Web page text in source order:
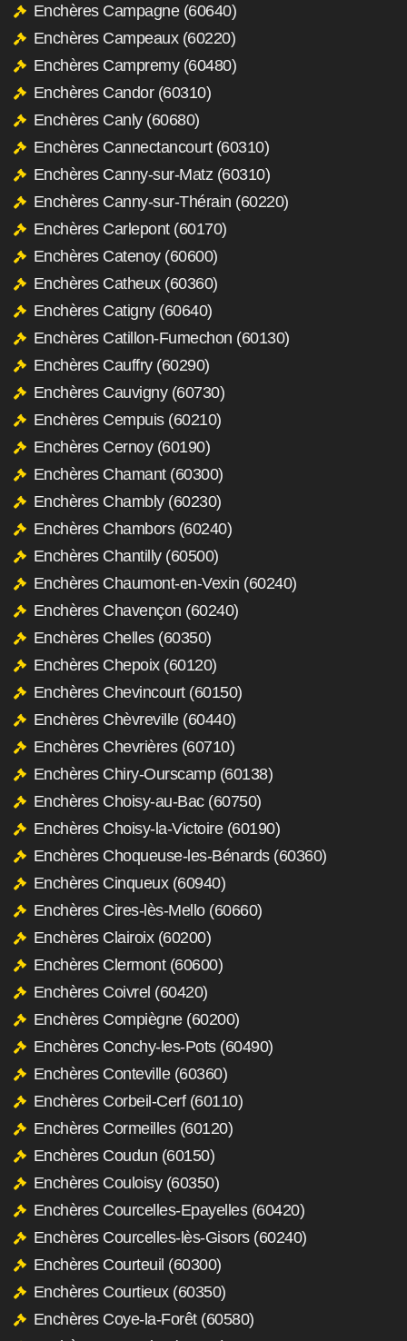
Enchères Campagne (60640)
Enchères Campeaux (60220)
Enchères Campremy (60480)
Enchères Candor (60310)
Enchères Canly (60680)
Enchères Cannectancourt (60310)
Enchères Canny-sur-Matz (60310)
Enchères Canny-sur-Thérain (60220)
Enchères Carlepont (60170)
Enchères Catenoy (60600)
Enchères Catheux (60360)
Enchères Catigny (60640)
Enchères Catillon-Fumechon (60130)
Enchères Cauffry (60290)
Enchères Cauvigny (60730)
Enchères Cempuis (60210)
Enchères Cernoy (60190)
Enchères Chamant (60300)
Enchères Chambly (60230)
Enchères Chambors (60240)
Enchères Chantilly (60500)
Enchères Chaumont-en-Vexin (60240)
Enchères Chavençon (60240)
Enchères Chelles (60350)
Enchères Chepoix (60120)
Enchères Chevincourt (60150)
Enchères Chèvreville (60440)
Enchères Chevrières (60710)
Enchères Chiry-Ourscamp (60138)
Enchères Choisy-au-Bac (60750)
Enchères Choisy-la-Victoire (60190)
Enchères Choqueuse-les-Bénards (60360)
Enchères Cinqueux (60940)
Enchères Cires-lès-Mello (60660)
Enchères Clairoix (60200)
Enchères Clermont (60600)
Enchères Coivrel (60420)
Enchères Compiègne (60200)
Enchères Conchy-les-Pots (60490)
Enchères Conteville (60360)
Enchères Corbeil-Cerf (60110)
Enchères Cormeilles (60120)
Enchères Coudun (60150)
Enchères Couloisy (60350)
Enchères Courcelles-Epayelles (60420)
Enchères Courcelles-lès-Gisors (60240)
Enchères Courteuil (60300)
Enchères Courtieux (60350)
Enchères Coye-la-Forêt (60580)